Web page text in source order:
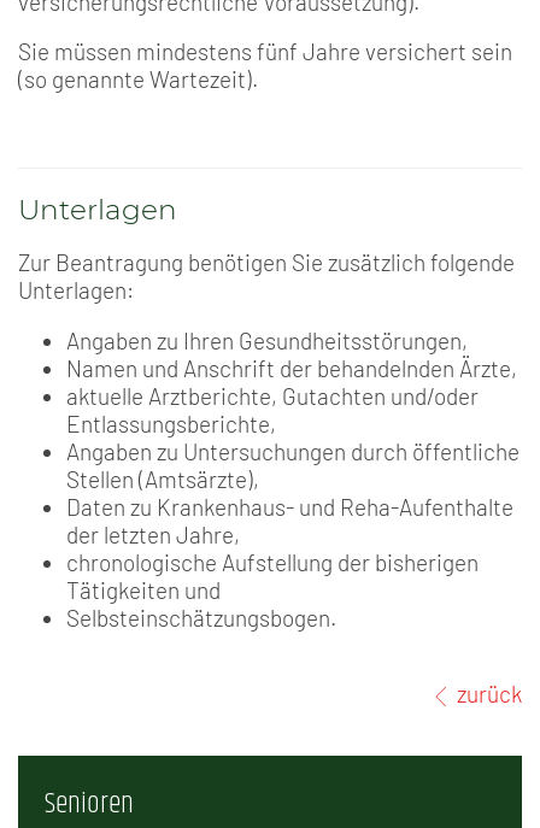
Sie müssen mindestens fünf Jahre versichert sein
(so genannte Wartezeit).
Unterlagen
Zur Beantragung benötigen Sie zusätzlich folgende
Unterlagen:
Angaben zu Ihren Gesundheitsstörungen,
Namen und Anschrift der behandelnden Ärzte,
aktuelle Arztberichte, Gutachten und/oder
Entlassungsberichte,
Angaben zu Untersuchungen durch öffentliche
Stellen (Amtsärzte),
Daten zu Krankenhaus- und Reha-Aufenthalte
der letzten Jahre,
chronologische Aufstellung der bisherigen
Tätigkeiten und
Selbsteinschätzungsbogen.
zurück
Senioren